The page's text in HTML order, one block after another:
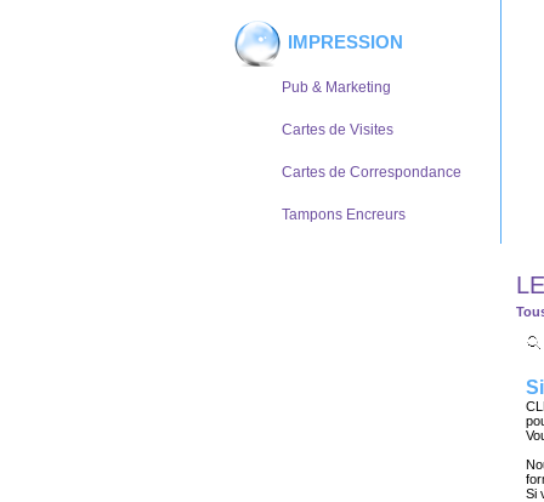
IMPRESSION
Pub & Marketing
Cartes de Visites
Cartes de Correspondance
Tampons Encreurs
Si